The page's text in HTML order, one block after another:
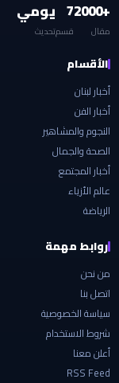
+2000
مقال
7
قسم
يومي
تحديث
الأقسام
أخبار لبنان
أخبار الفن
النجوم والمشاهير
الصحة والجمال
أخبار المجتمع
عالم الأزياء
الرياضة
روابط مهمة
من نحن
اتصل بنا
سياسة الخصوصية
شروط الاستخدام
أعلن معنا
RSS Feed